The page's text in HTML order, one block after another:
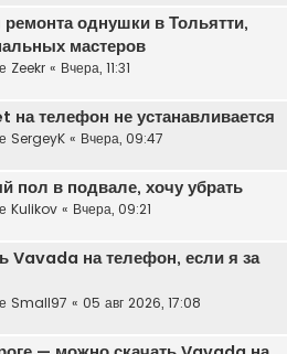
однушки в Тольятти,
мастеров
Zeekr « Вчера, 11:31
на телефон не устанавливается
SergeyK « Вчера, 09:47
пол в подвале, хочу убрать
Kulikov « Вчера, 09:21
Vavada на телефон, если я за
Small97 « 05 авг 2026, 17:08